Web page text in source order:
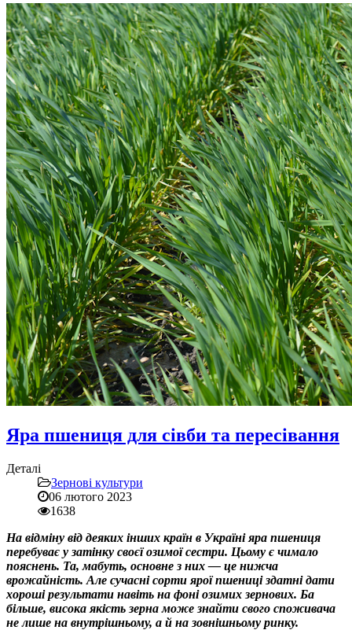
Яра пшениця для сівби та пересівання
Деталі
Зернові культури
06 лютого 2023
1638
На відміну від деяких інших країн в Україні яра пшениця
перебуває у затінку своєї озимої сестри. Цьому є чимало
пояснень. Та, мабуть, основне з них — це нижча
врожайність. Але сучасні сорти ярої пшениці здатні дати
хороші результати навіть на фоні озимих зернових. Ба
більше, висока якість зерна може знайти свого споживача
не лише на внутрішньому, а й на зовнішньому ринку.